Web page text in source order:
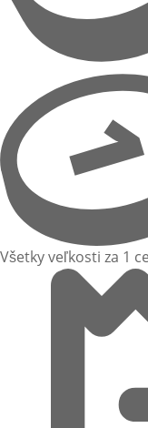
Všetky veľkosti za 1